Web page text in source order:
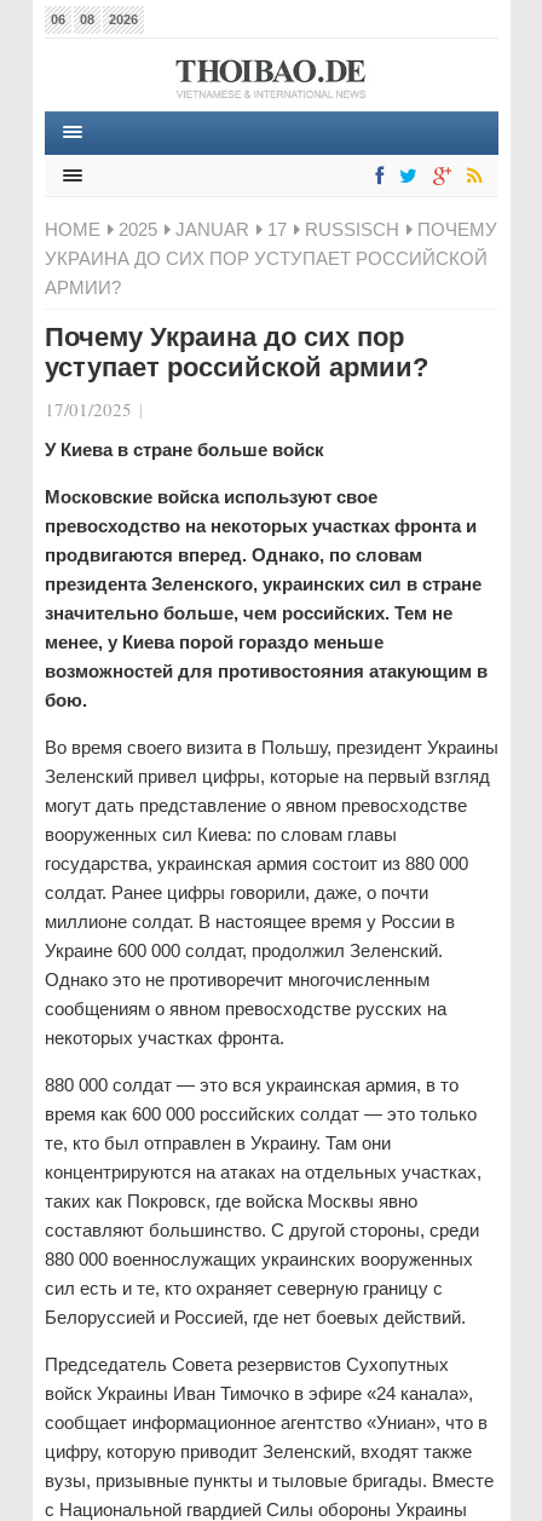
06 08 2026
HOME 2025 JANUAR 17 RUSSISCH
ПОЧЕМУ
УКРАИНА ДО СИХ ПОР УСТУПАЕТ РОССИЙСКОЙ
АРМИИ?
Почему Украина до сих пор
уступает российской армии?
17/01/2025 |
У Киева в стране больше войск
Московские войска используют свое
превосходство на некоторых участках фронта и
продвигаются вперед. Однако, по словам
президента Зеленского, украинских сил в стране
значительно больше, чем российских. Тем не
менее, у Киева порой гораздо меньше
возможностей для противостояния атакующим в
бою.
Во время своего визита в Польшу, президент Украины
Зеленский привел цифры, которые на первый взгляд
могут дать представление о явном превосходстве
вооруженных сил Киева: по словам главы
государства, украинская армия состоит из 880 000
солдат. Ранее цифры говорили, даже, о почти
миллионе солдат. В настоящее время у России в
Украине 600 000 солдат, продолжил Зеленский.
Однако это не противоречит многочисленным
сообщениям о явном превосходстве русских на
некоторых участках фронта.
880 000 солдат — это вся украинская армия, в то
время как 600 000 российских солдат — это только
те, кто был отправлен в Украину. Там они
концентрируются на атаках на отдельных участках,
таких как Покровск, где войска Москвы явно
составляют большинство. С другой стороны, среди
880 000 военнослужащих украинских вооруженных
сил есть и те, кто охраняет северную границу с
Белоруссией и Россией, где нет боевых действий.
Председатель Совета резервистов Сухопутных
войск Украины Иван Тимочко в эфире «24 канала»,
сообщает информационное агентство «Униан», что в
цифру, которую приводит Зеленский, входят также
вузы, призывные пункты и тыловые бригады. Вместе
с Национальной гвардией Силы обороны Украины